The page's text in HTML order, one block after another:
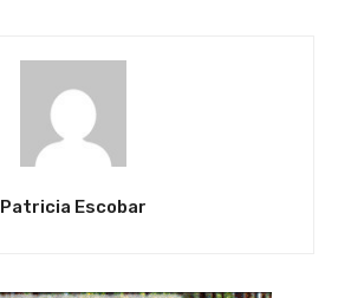
Patricia Escobar